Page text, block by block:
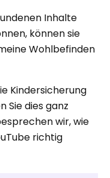
Inhalte
können sie
Wohlbefinden
Kindersicherung
Sie dies ganz
wir, wie
richtig